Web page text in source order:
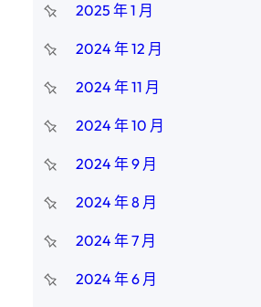
2025 年 1 月
2024 年 12 月
2024 年 11 月
2024 年 10 月
2024 年 9 月
2024 年 8 月
2024 年 7 月
2024 年 6 月